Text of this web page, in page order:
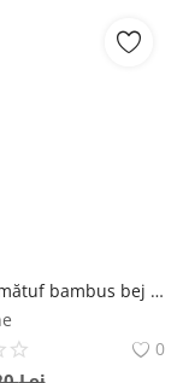
Moya, pămătuf bambus bej - Default Title Moya
0